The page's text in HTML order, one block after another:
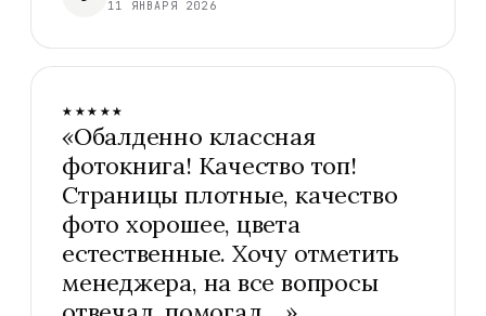
11 ЯНВАРЯ 2026
★★★★★
«Обалденно классная
фотокнига! Качество топ!
Страницы плотные, качество
фото хорошее, цвета
естественные. Хочу отметить
менеджера, на все вопросы